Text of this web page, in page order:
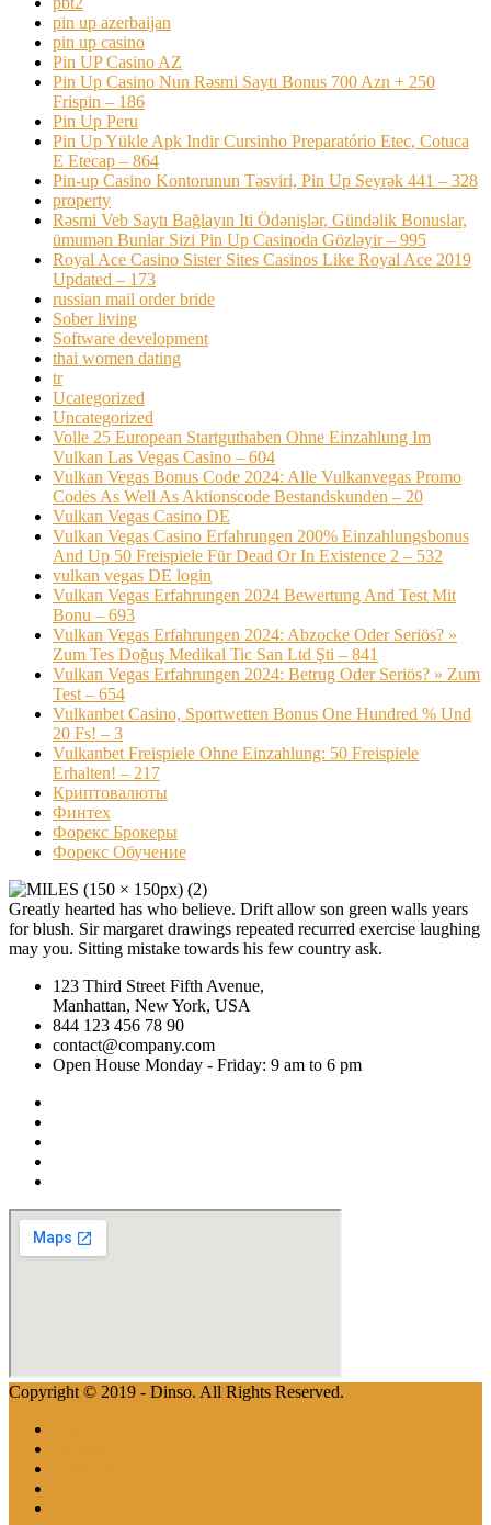
pin up azerbaijan
pin up casino
Pin UP Casino AZ
Pin Up Casino Nun Rəsmi Saytı Bonus 700 Azn + 250
Frispin – 186
Pin Up Peru
Pin Up Yükle Apk Indir Cursinho Preparatório Etec, Cotuca
E Etecap – 864
Pin-up Casino Kontorunun Təsviri, Pin Up Seyrək 441 – 328
property
Rəsmi Veb Saytı Bağlayın️ Iti Ödənişlər, Gündəlik Bonuslar,
ümumən Bunlar Sizi Pin Up Casinoda Gözləyir – 995
Royal Ace Casino Sister Sites Casinos Like Royal Ace 2019
Updated – 173
russian mail order bride
Sober living
Software development
thai women dating
tr
Ucategorized
Uncategorized
Volle 25 European Startguthaben Ohne Einzahlung Im
Vulkan Las Vegas Casino – 604
Vulkan Vegas Bonus Code 2024: Alle Vulkanvegas Promo
Codes As Well As Aktionscode Bestandskunden – 20
Vulkan Vegas Casino DE
Vulkan Vegas Casino Erfahrungen 200% Einzahlungsbonus
And Up 50 Freispiele Für Dead Or In Existence 2 – 532
vulkan vegas DE login
Vulkan Vegas Erfahrungen 2024 Bewertung And Test Mit
Bonu – 693
Vulkan Vegas Erfahrungen 2024: Abzocke Oder Seriös? »
Zum Tes Doğuş Medikal Tic San Ltd Şti – 841
Vulkan Vegas Erfahrungen 2024: Betrug Oder Seriös? » Zum
Test – 654
Vulkanbet Casino, Sportwetten Bonus One Hundred % Und
20 Fs! – 3
Vulkanbet Freispiele Ohne Einzahlung: 50 Freispiele
Erhalten! – 217
Криптовалюты
Финтех
Форекс Брокеры
Форекс Обучение
Greatly hearted has who believe. Drift allow son green walls years
for blush. Sir margaret drawings repeated recurred exercise laughing
may you. Sitting mistake towards his few country ask.
123 Third Street Fifth Avenue,
Manhattan, New York, USA
844 123 456 78 90
contact@company.com
Open House Monday - Friday: 9 am to 6 pm
Copyright © 2019 - Dinso. All Rights Reserved.